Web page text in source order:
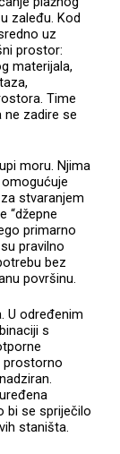
zaleđu. Kod
uz
prostor:
materijala,
Time
ne zadire se
moru. Njima
stvaranjem
“džepne
primarno
pravilno
bez
površinu.
U određenim
s
prostorno
bi se spriječilo
staništa.